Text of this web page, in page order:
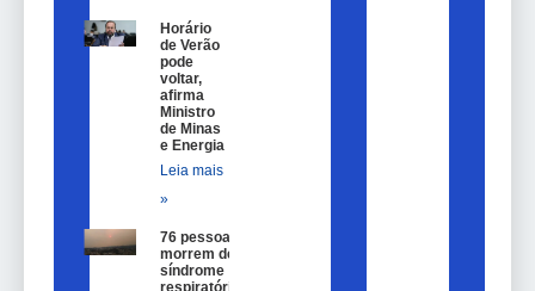
Horário
de Verão
pode
voltar,
afirma
Ministro
de Minas
e Energia
Leia mais
»
76 pessoas
morrem de
síndrome
respiratória